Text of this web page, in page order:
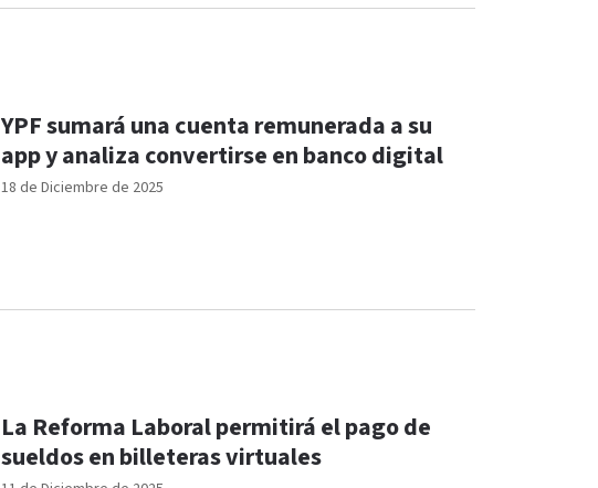
18 de Diciembre de 2025
YPF sumará una cuenta remunerada a su
app y analiza convertirse en banco digital
La Reforma Laboral permitirá el pago de
sueldos en billeteras virtuales